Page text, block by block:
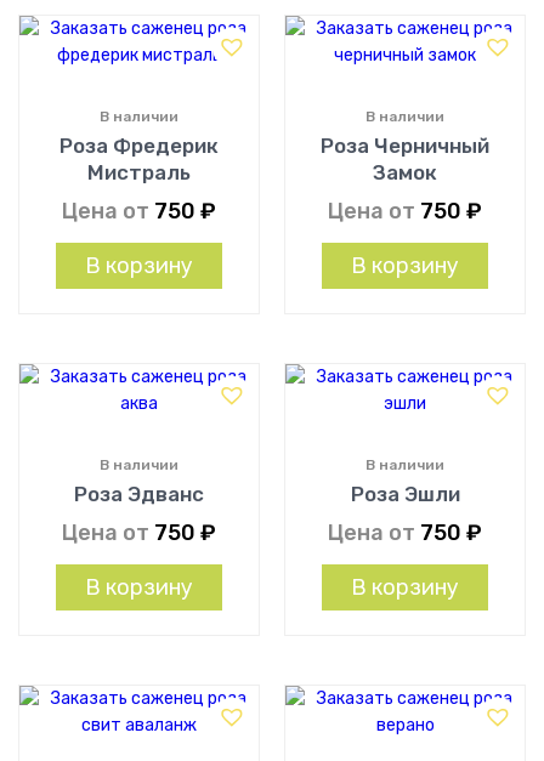
Роза Фредерик
Мистраль
В наличии
Цена от 750 ₽
В корзину
Роза Черничный
Замок
В наличии
Цена от 750 ₽
В корзину
Роза Эдванс
В наличии
Цена от 750 ₽
В корзину
Роза Эшли
В наличии
Цена от 750 ₽
В корзину